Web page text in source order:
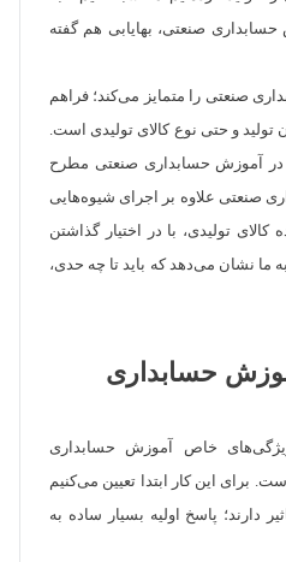
صنعتی، بهایابی هم گفته
صنعتی را متمایز می‌کند؛ فراهم
تولید و حتی نوع کالای تولیدی است.
آموزش حسابداری صنعتی مطرح
صنعتی علاوه بر اجرای شیوه‌هایی
تولیدی، با در اختیار گذاشتن
ما نشان می‌دهد که باید تا چه حدی،
حسابداری
خاص آموزش حسابداری
برای این کار ابتدا تعیین می‌کنیم
دارند؛ پاسخ اولیه بسیار ساده به